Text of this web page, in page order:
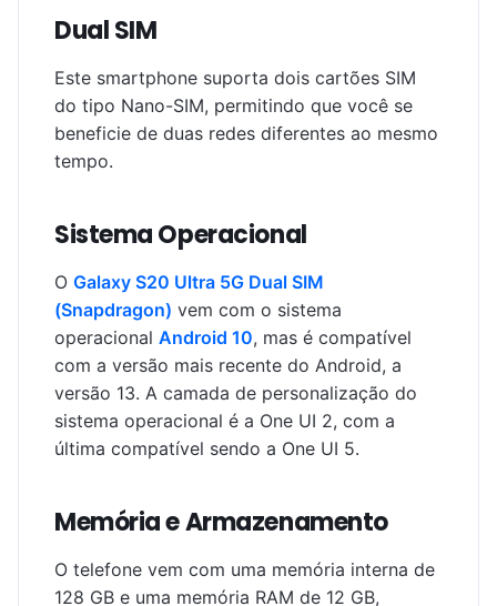
Dual SIM
Este smartphone suporta dois cartões SIM
do tipo Nano-SIM, permitindo que você se
beneficie de duas redes diferentes ao mesmo
tempo.
Sistema Operacional
O Galaxy S20 Ultra 5G Dual SIM
(Snapdragon) vem com o sistema
operacional Android 10, mas é compatível
com a versão mais recente do Android, a
versão 13. A camada de personalização do
sistema operacional é a One UI 2, com a
última compatível sendo a One UI 5.
Memória e Armazenamento
O telefone vem com uma memória interna de
128 GB e uma memória RAM de 12 GB,